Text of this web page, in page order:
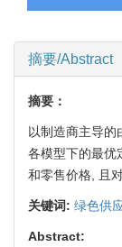
摘要/Abstract
摘要：
以制造商主导的
各模型下的最优
和零售价格, 且
关键词: 绿色供
Abstract: